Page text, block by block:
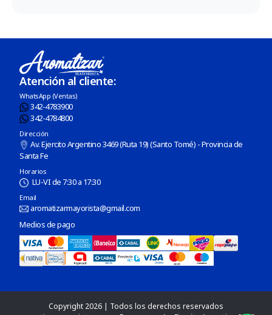
Atención al cliente:
WhatsApp (Ventas)
342-4783900
342-4784800
Dirección
Av. Ejercito Argentino 3469 (Ruta 19) (Santo Tomé) - Provincia de
Santa Fe
Horarios
LU-VI de 7:30 a 17:30
Email
aromatizarmayorista@gmail.com
Medios de pago
Copyright 2026 | Todos los derechos reservados
Velas Y Velones
Cartas